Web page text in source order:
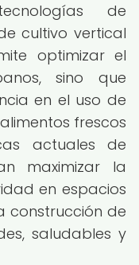
de
cultivo vertical
optimizar el
sino que
en el uso de
frescos
actuales de
maximizar la
en espacios
construcción de
saludables y